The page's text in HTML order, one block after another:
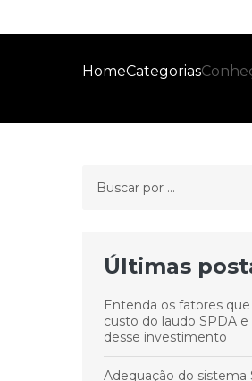
HomeCategorias
Últimas
Entenda os fatores
custo do laudo SPDA
desse investimento
Adequação do sistema